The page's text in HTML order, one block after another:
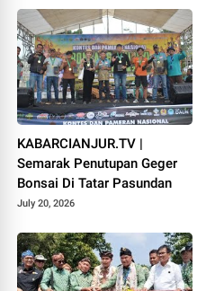
KABARCIANJUR.TV |
Semarak Penutupan Geger
Bonsai Di Tatar Pasundan
July 20, 2026